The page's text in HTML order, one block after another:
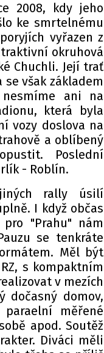
2008, kdy jeho
ke smrtelnému
vyřazen z
okruhová
Chuchli. Její trať
však základem
ani na
která byla
vozy doslova na
a oblíbený
Poslední
- Roblín.
rally úsilí
I když občas
"Prahu" nám
se tenkráte
Měl být
s kompaktním
v mezích
dočasný domov,
měřené
apod. Soutěž
Diváci měli